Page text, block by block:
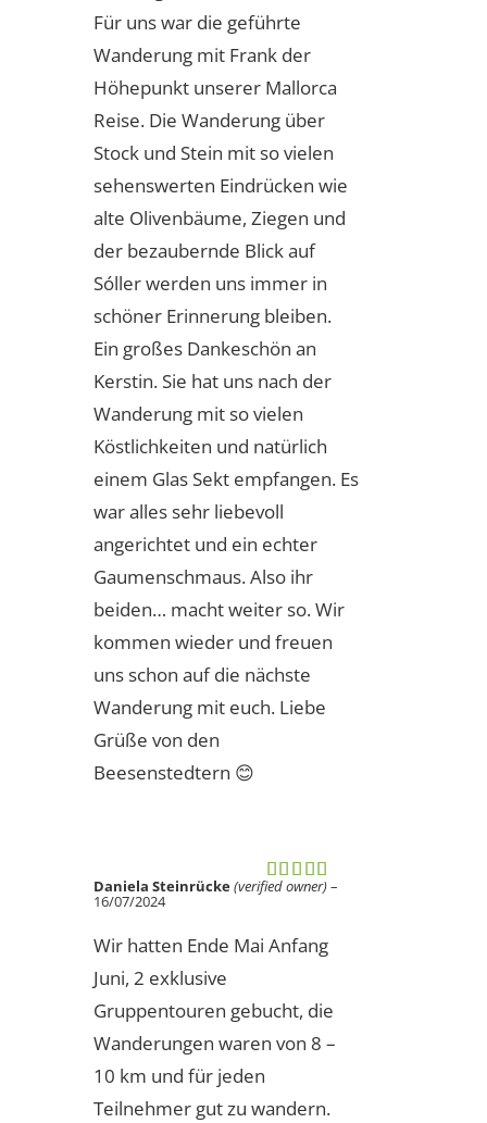
Für uns war die geführte
Wanderung mit Frank der
Höhepunkt unserer Mallorca
Reise. Die Wanderung über
Stock und Stein mit so vielen
sehenswerten Eindrücken wie
alte Olivenbäume, Ziegen und
der bezaubernde Blick auf
Sóller werden uns immer in
schöner Erinnerung bleiben.
Ein großes Dankeschön an
Kerstin. Sie hat uns nach der
Wanderung mit so vielen
Köstlichkeiten und natürlich
einem Glas Sekt empfangen. Es
war alles sehr liebevoll
angerichtet und ein echter
Gaumenschmaus. Also ihr
beiden… macht weiter so. Wir
kommen wieder und freuen
uns schon auf die nächste
Wanderung mit euch. Liebe
Grüße von den
Beesenstedtern 😊
Rated5out
Daniela Steinrücke(verified owner)–
16/07/2024
Wir hatten Ende Mai Anfang
Juni, 2 exklusive
Gruppentouren gebucht, die
Wanderungen waren von 8 –
10 km und für jeden
Teilnehmer gut zu wandern.